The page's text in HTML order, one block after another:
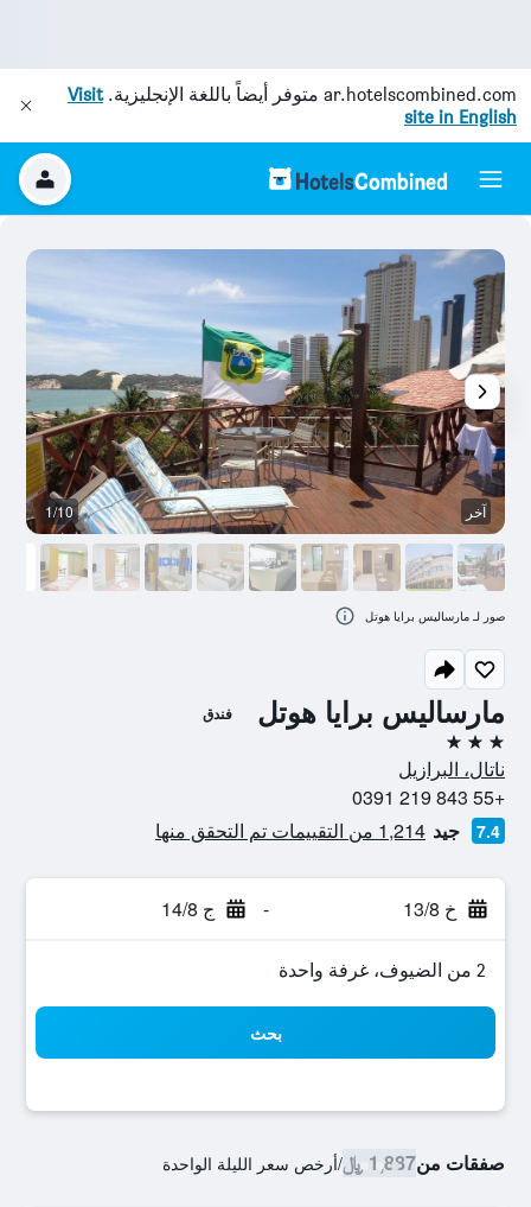
ar.hotelscombined.com متوفر أيضاً باللغة الإنجليزية.Visit
site in English
مارساليس برايا هوتل فندق
3 نجوم
ناتال، البرازيل
+55 843 219 0391
7.4 جيد 1,214 من التقييمات تم التحقق منها
خ 13/8 - ج 14/8
2 من الضيوف، غرفة واحدة
بحث
صفقات من1,887 ﷼ /أرخص سعر الليلة الواحدة
آخر 1/10
صور لـ مارساليس برايا هوتل